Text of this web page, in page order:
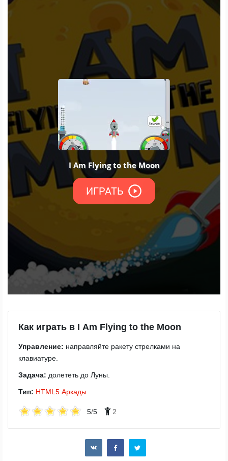
Как играть в I Am Flying to the Moon
Управление: направляйте ракету стрелками на
клавиатуре.
Задача: долететь до Луны.
Тип: HTML5 Аркады
5/5 2